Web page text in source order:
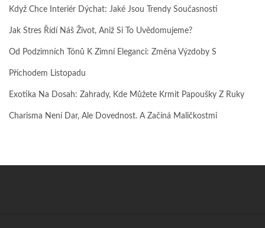
Když Chce Interiér Dýchat: Jaké Jsou Trendy Současnosti
Jak Stres Řídí Náš Život, Aniž Si To Uvědomujeme?
Od Podzimních Tónů K Zimní Eleganci: Změna Výzdoby S
Příchodem Listopadu
Exotika Na Dosah: Zahrady, Kde Můžete Krmit Papoušky Z Ruky
Charisma Není Dar, Ale Dovednost. A Začíná Maličkostmi